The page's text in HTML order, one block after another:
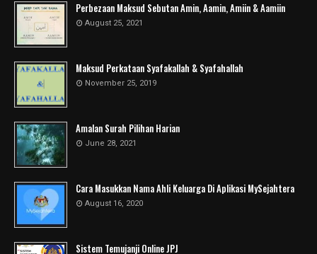
Perbezaan Maksud Sebutan Amin, Aamin, Amiin & Aamiin
August 25, 2021
Maksud Perkataan Syafakallah & Syafahallah
November 25, 2019
Amalan Surah Pilihan Harian
June 28, 2021
Cara Masukkan Nama Ahli Keluarga Di Aplikasi MySejahtera
August 16, 2020
Sistem Temujanji Online JPJ